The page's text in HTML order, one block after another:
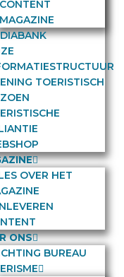
CONTENT
MAGAZINE
TOERISTISCH
OVER HET
ONS
BUREAU